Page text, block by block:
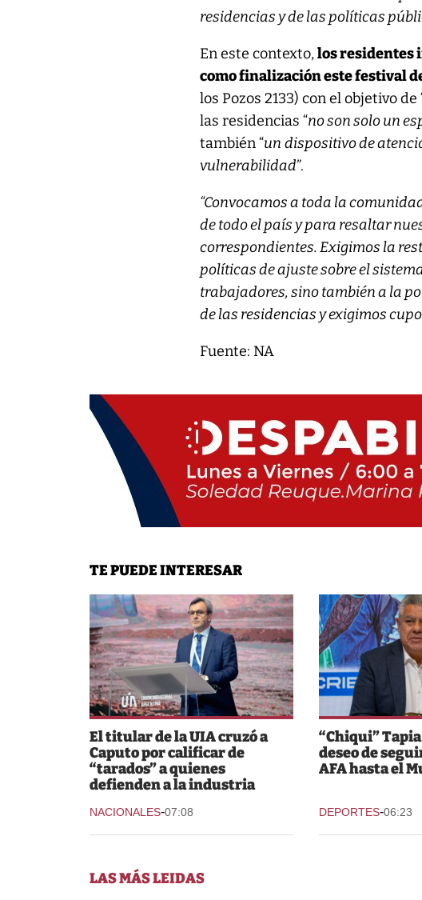
residencias y de las políticas
En este contexto,los residentes
como finalización este festival
los Pozos 2133) con el objetivo de
las residencias “no son solo un
también “un dispositivo de
vulnerabilidad”.
“Convocamos a toda la
de todo el país y para resaltar
correspondientes. Exigimos la
políticas de ajuste sobre el
trabajadores, sino también a la
de las residencias y exigimos
Fuente: NA
TE PUEDE INTERESAR
El titular de la UIA cruzó a
Caputo por calificar de
“tarados” a quienes
defienden a la industria
NACIONALES-07:08
“Chiqui”
deseo de
AFA hasta el
DEPORTES-06:23
LAS MÁS LEIDAS